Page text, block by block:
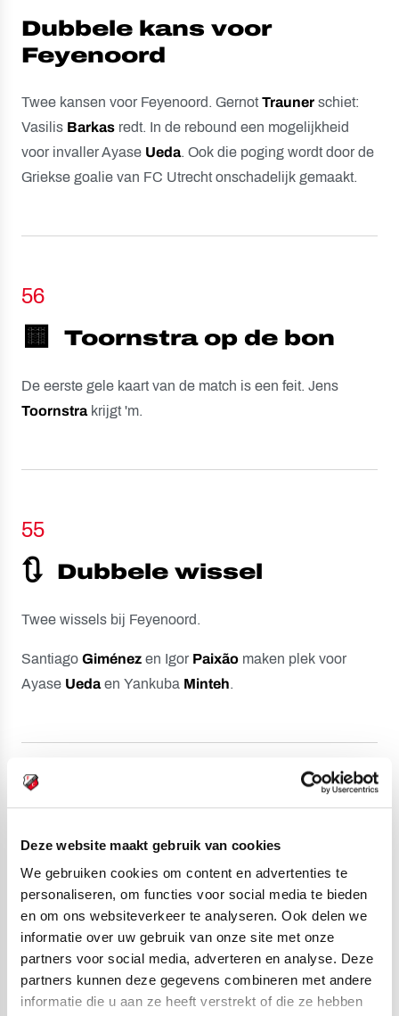
Deze website maakt gebruik van cookies
We gebruiken cookies om content en advertenties te
personaliseren, om functies voor social media te bieden
en om ons websiteverkeer te analyseren. Ook delen we
informatie over uw gebruik van onze site met onze
partners voor social media, adverteren en analyse. Deze
partners kunnen deze gegevens combineren met andere
informatie die u aan ze heeft verstrekt of die ze hebben
Dubbele kans voor
Feyenoord
Twee kansen voor Feyenoord. GernotTrauner schiet:
Vasilis Barkas redt. In de rebound een mogelijkheid
voor invaller Ayase Ueda. Ook die poging wordt door de
Griekse goalie van FC Utrecht onschadelijk gemaakt.
🟨 Toornstra op de bon
56
De eerste gele kaart van de match is een feit. Jens
Toornstrakrijgt 'm.
🔃 Dubbele wissel
55
Twee wissels bij Feyenoord.
Santiago Giménez en Igor Paixão maken plek voor
Ayase Uedaen Yankuba Minteh.
⚽️ 1-3...
46
Een valse start van de tweede helft voor FC Utrecht:
binnen een minuut is het raak. Vasilis Barkas verslikt
zich in een schot vanSantiago Giménez: 1-3.